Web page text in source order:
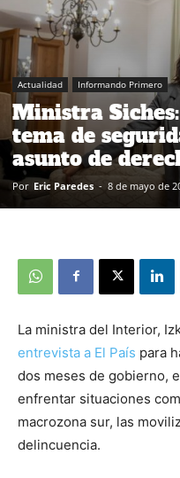
Actualidad Informando Primero
Ministra
tema de
asunto de
Por Eric Paredes - 8 de mayo de
La ministra del Interior,
entrevista a El País para
dos meses de gobierno,
enfrentar situaciones
macrozona sur, las
delincuencia.